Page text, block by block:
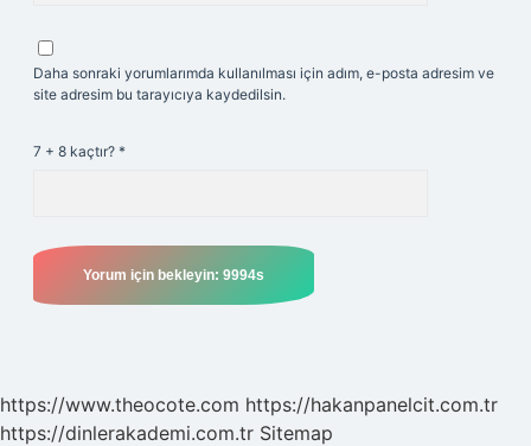
Daha sonraki yorumlarımda kullanılması için adım, e-posta adresim ve
site adresim bu tarayıcıya kaydedilsin.
7 + 8 kaçtır? *
https://www.theocote.com https://hakanpanelcit.com.tr
https://dinlerakademi.com.tr Sitemap